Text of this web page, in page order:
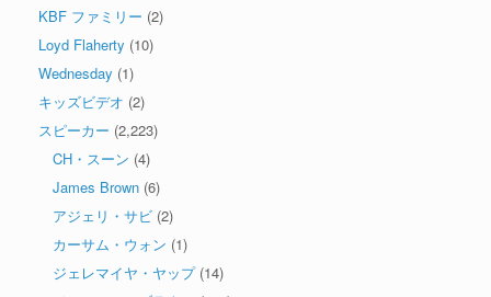
KBF ファミリー (2)
Loyd Flaherty (10)
Wednesday (1)
キッズビデオ (2)
スピーカー (2,223)
CH・スーン (4)
James Brown (6)
アジェリ・サビ (2)
カーサム・ウォン (1)
ジェレマイヤ・ヤップ(14)